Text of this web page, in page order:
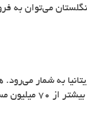
می‌توان به
به شمار می‌رود.
می‌رسد شمار مسافران بین‌المللی که از گیت‌های این فرودگاه عبور